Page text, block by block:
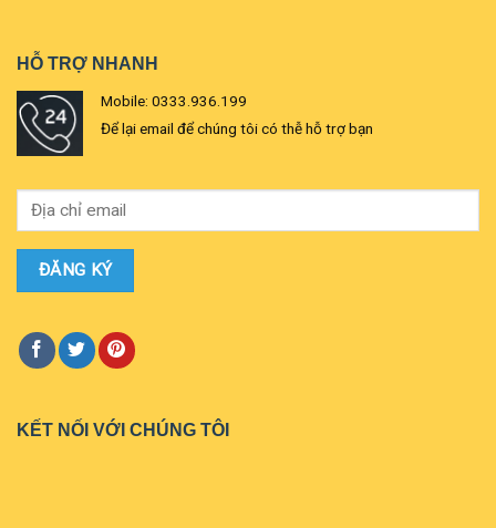
HỖ TRỢ NHANH
Mobile: 0333.936.199
Để lại email để chúng tôi có thễ hỗ trợ bạn
KẾT NỐI VỚI CHÚNG TÔI